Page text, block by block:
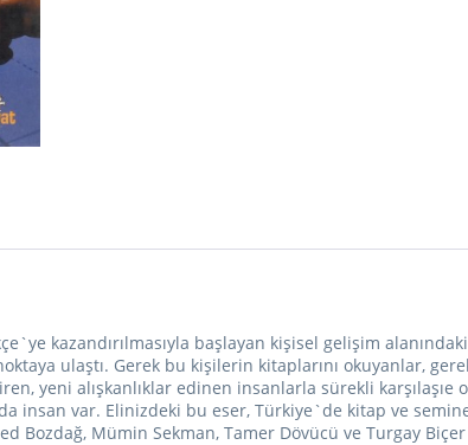
kazandırılmasıyla başlayan kişisel gelişim
ulaştı. Gerek bu kişilerin kitaplarını okuyanlar,
yeni alışkanlıklar edinen insanlarla sürekli karşılaşıe
insan var. Elinizdeki bu eser, Türkiye`de kitap ve
Bozdağ, Mümin Sekman, Tamer Dövücü ve Turgay